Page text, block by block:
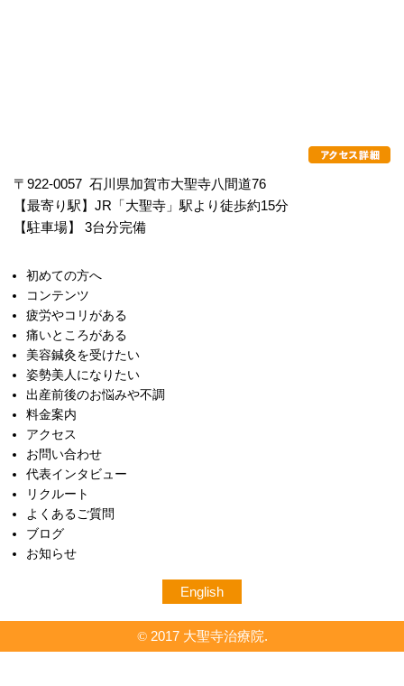
〒922-0057 石川県加賀市大聖寺八間道76
【最寄り駅】JR「大聖寺」駅より徒歩約15分
【駐車場】 3台分完備
初めての方へ
コンテンツ
疲労やコリがある
痛いところがある
美容鍼灸を受けたい
姿勢美人になりたい
出産前後のお悩みや不調
料金案内
アクセス
お問い合わせ
代表インタビュー
リクルート
よくあるご質問
ブログ
お知らせ
English
©2017 大聖寺治療院.